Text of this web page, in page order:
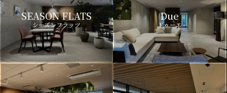
SEASON FLATS
シーズンフラッツ
Due
ドゥーエ